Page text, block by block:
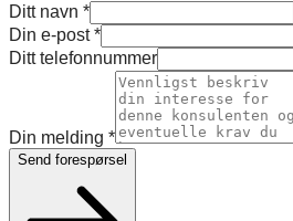
Ditt navn *
Din e-post*
Ditt telefonnummer
Din melding *
Send forespørsel